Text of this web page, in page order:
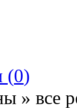
(0)
» все